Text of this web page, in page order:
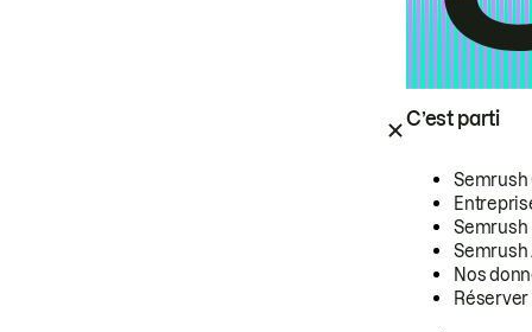
C’est parti
Semrush
Semrush
Semrush
Nos